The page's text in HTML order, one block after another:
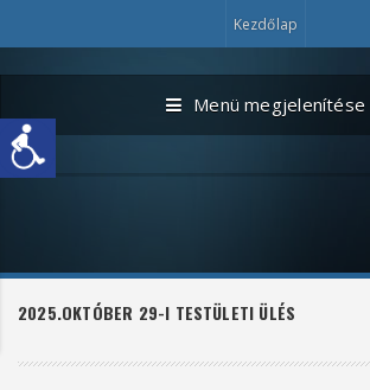
Kezdőlap
Menü megjelenítése
2025.OKTÓBER 29-I TESTÜLETI ÜLÉS